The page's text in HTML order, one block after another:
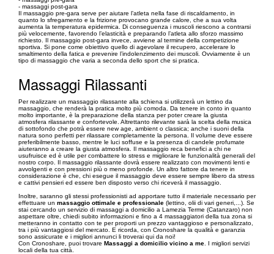
- massaggi post-gara
Il massaggio pre-gara serve per aiutare l’atleta nella fase di riscaldamento, in
quanto lo sfregamento e la frizione provocano grande calore, che a sua volta
aumenta la temperatura epidermica. Di conseguenza i muscoli riescono a contrarsi
più velocemente, favorendo l’elasticità e preparando l’atleta allo sforzo massimo
richiesto. Il massaggio post-gara invece, avviene al termine della competizione
sportiva. Si pone come obiettivo quello di agevolare il recupero, accelerare lo
smaltimento della fatica e prevenire l’indolenzimento dei muscoli. Ovviamente è un
tipo di massaggio che varia a seconda dello sport che si pratica.
Massaggi Rilassanti
Per realizzare un massaggio rilassante alla schiena si utilizzerà un lettino da
massaggio, che renderà la pratica molto più comoda. Da tenere in conto in quanto
molto importante, è la preparazione della stanza per poter creare la giusta
atmosfera rilassante e confortevole. Altrettanto rilevante sarà la scelta della musica
di sottofondo che potrà essere new age, ambient o classica; anche i suoni della
natura sono perfetti per rilassare completamente la persona. Il volume deve essere
preferibilmente basso, mentre le luci soffuse e la presenza di candele profumate
aiuteranno a creare la giusta atmosfera. Il massaggio reca benefici a chi ne
usufruisce ed è utile per combattere lo stress e migliorare le funzionalità generali del
nostro corpo. Il massaggio rilassante dovrà essere realizzato con movimenti lenti e
avvolgenti e con pressioni più o meno profonde. Un altro fattore da tenere in
considerazione è che, chi esegue il massaggio deve essere sempre libero da stress
e cattivi pensieri ed essere ben disposto verso chi riceverà il massaggio.
Inoltre, saranno gli stessi professionisti ad apportare tutto il materiale necessario per
effettuare un massaggio ottimale e professionale (lettino, olii di vari generi,...). Se
stai cercando un servizio di massaggi a domicilio a Lamezia Terme (Catanzaro) non
aspettare oltre, chiedi subito informazioni e fino a 4 massaggiatori della tua zona si
metteranno in contatto con te per proporti un prezzo vantaggioso e personalizzato,
tra i più vantaggiosi del mercato. E ricorda, con Cronoshare la qualità e garanzia
sono assicurate e i migliori annunci li troverai qui da noi!
Con Cronoshare, puoi trovare Massaggi a domicilio vicino a me . I migliori servizi
locali della tua città.